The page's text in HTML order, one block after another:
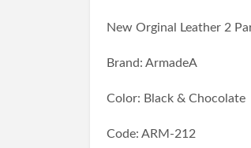
New Orginal Leather 2
Brand: ArmadeA
Color: Black & Chocolate
Code: ARM-212